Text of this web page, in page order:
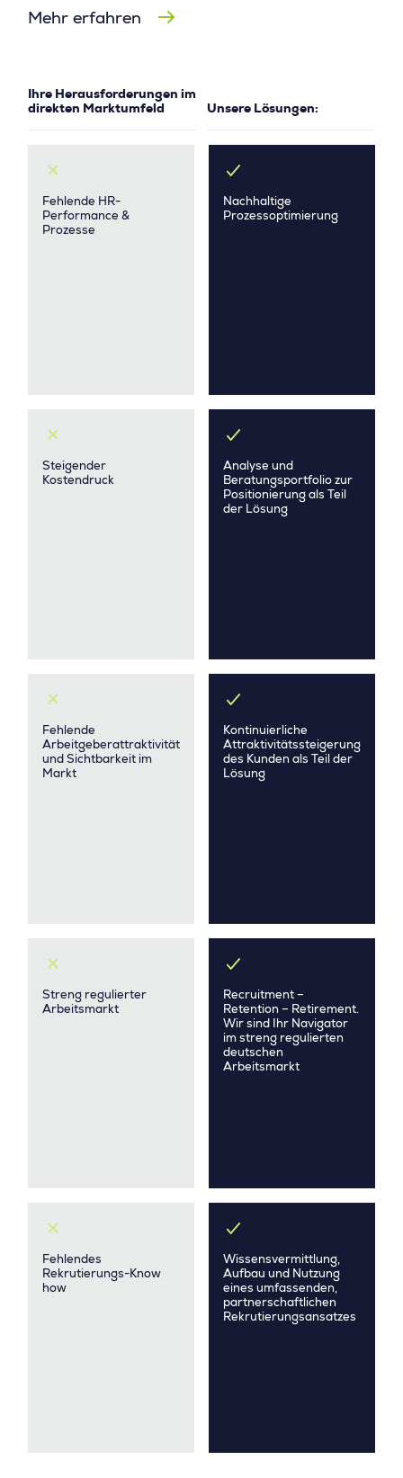
Mehr erfahren
Ihre Herausforderungen im
direkten Marktumfeld
Unsere Lösungen:
Fehlende HR-
Performance &
Prozesse
Nachhaltige
Prozessoptimierung
Steigender
Kostendruck
Analyse und
Beratungsportfolio zur
Positionierung als Teil
der Lösung
Fehlende
Arbeitgeberattraktivität
und Sichtbarkeit im
Markt
Kontinuierliche
Attraktivitätssteigerung
des Kunden als Teil der
Lösung
Streng regulierter
Arbeitsmarkt
Recruitment –
Retention – Retirement.
Wir sind Ihr Navigator
im streng regulierten
deutschen
Arbeitsmarkt
Fehlendes
Rekrutierungs-Know
how
Wissensvermittlung,
Aufbau und Nutzung
eines umfassenden,
partnerschaftlichen
Rekrutierungsansatzes